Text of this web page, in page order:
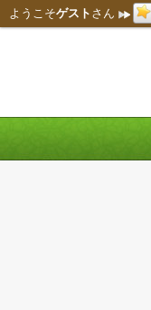
ようこそゲスト さん